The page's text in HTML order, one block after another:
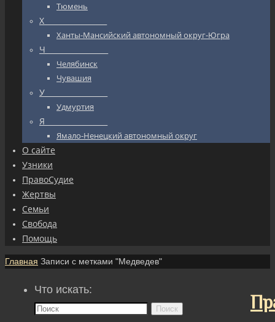
Тюмень
Х_________________
Ханты-Мансийский автономный округ-Югра
Ч_________________
Челябинск
Чувашия
У_________________
Удмуртия
Я_________________
Ямало-Ненецкий автономный округ
О сайте
Узники
ПравоСудие
Жертвы
Семьи
Свобода
Помощь
Главная Записи с метками "Медведев"
Что искать:
Поиск